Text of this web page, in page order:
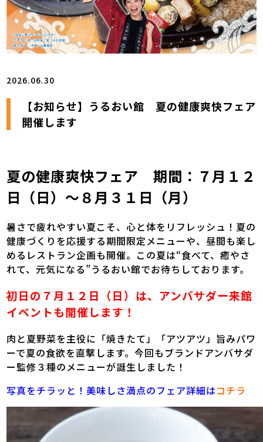
2026.06.30
【お知らせ】うるおい館 夏の健康爽快フェア
開催します
夏の健康爽快フェア 期間：７月１２
日（日）～８月３１日（月）
暑さで疲れやすい夏こそ、心と体をリフレッシュ！夏の
健康づくりを応援する期間限定メニューや、昼間も楽し
めるレストラン企画も開催。この夏は“食べて、癒やさ
れて、元気になる”うるおい館でお待ちしております。
初日の７月１２日（日）は、アンバサダー来館
イベントも開催します！
肉と夏野菜を主役に「焼きたて」「アツアツ」旨みパワ
ーで夏の食欲を直撃します。今回もブランドアンバサダ
ー監修３種のメニューが誕生しました！
写真をチラッと！美味しさ満点のフェア詳細はコチラ